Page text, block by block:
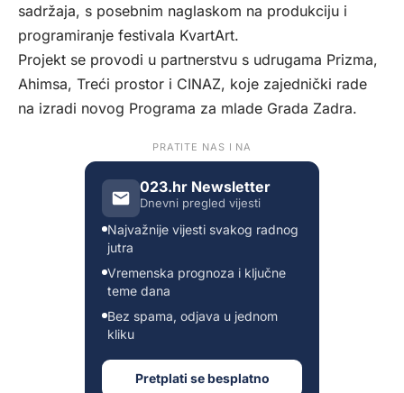
sadržaja, s posebnim naglaskom na produkciju i
programiranje festivala KvartArt.
Projekt se provodi u partnerstvu s udrugama Prizma,
Ahimsa, Treći prostor i CINAZ, koje zajednički rade
na izradi novog Programa za mlade Grada Zadra.
PRATITE NAS I NA
023.hr Newsletter
Dnevni pregled vijesti
Najvažnije vijesti svakog radnog
jutra
Vremenska prognoza i ključne
teme dana
Bez spama, odjava u jednom
kliku
Pretplati se besplatno